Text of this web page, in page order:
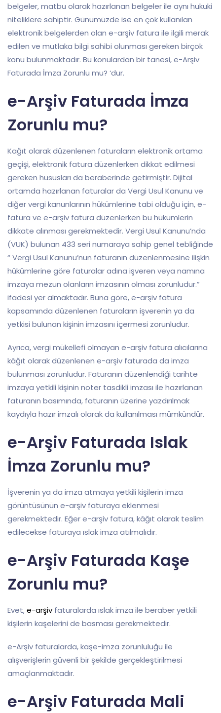
belgeler, matbu olarak hazırlanan belgeler ile aynı hukuki
niteliklere sahiptir. Günümüzde ise en çok kullanılan
elektronik belgelerden olan e-arşiv fatura ile ilgili merak
edilen ve mutlaka bilgi sahibi olunması gereken birçok
konu bulunmaktadır. Bu konulardan bir tanesi, e-Arşiv
Faturada İmza Zorunlu mu? ‘dur.
e-Arşiv Faturada İmza
Zorunlu mu?
Kağıt olarak düzenlenen faturaların elektronik ortama
geçişi, elektronik fatura düzenlerken dikkat edilmesi
gereken hususları da beraberinde getirmiştir. Dijital
ortamda hazırlanan faturalar da Vergi Usul Kanunu ve
diğer vergi kanunlarının hükümlerine tabi olduğu için, e-
fatura ve e-arşiv fatura düzenlerken bu hükümlerin
dikkate alınması gerekmektedir. Vergi Usul Kanunu’nda
(VUK) bulunan 433 seri numaraya sahip genel tebliğinde
“ Vergi Usul Kanunu’nun faturanın düzenlenmesine ilişkin
hükümlerine göre faturalar adına işveren veya namına
imzaya mezun olanların imzasının olması zorunludur.”
ifadesi yer almaktadır. Buna göre, e-arşiv fatura
kapsamında düzenlenen faturaların işverenin ya da
yetkisi bulunan kişinin imzasını içermesi zorunludur.
Ayrıca, vergi mükellefi olmayan e-arşiv fatura alıcılarına
kâğıt olarak düzenlenen e-arşiv faturada da imza
bulunması zorunludur. Faturanın düzenlendiği tarihte
imzaya yetkili kişinin noter tasdikli imzası ile hazırlanan
faturanın basımında, faturanın üzerine yazdırılmak
kaydıyla hazır imzalı olarak da kullanılması mümkündür.
e-Arşiv Faturada Islak
İmza Zorunlu mu?
İşverenin ya da imza atmaya yetkili kişilerin imza
görüntüsünün e-arşiv faturaya eklenmesi
gerekmektedir. Eğer e-arşiv fatura, kâğıt olarak teslim
edilecekse faturaya ıslak imza atılmalıdır.
e-Arşiv Faturada Kaşe
Zorunlu mu?
Evet,e-arşiv faturalarda ıslak imza ile beraber yetkili
kişilerin kaşelerini de basması gerekmektedir.
e-Arşiv faturalarda, kaşe-imza zorunluluğu ile
alışverişlerin güvenli bir şekilde gerçekleştirilmesi
amaçlanmaktadır.
e-Arşiv Faturada Mali